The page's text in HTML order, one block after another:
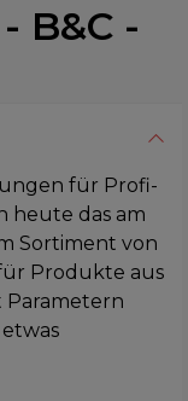
B&C -
für Profi-
heute das am
Sortiment von
Produkte aus
Parametern